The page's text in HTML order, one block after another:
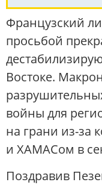
Французский
просьбой
Востоке.
войны для
на грани из-за
и ХАМАСом в
Поздравив